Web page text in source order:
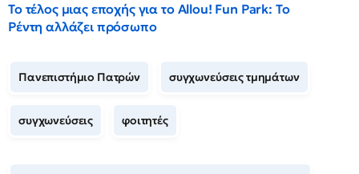
Το τέλος μιας εποχής για το Allou! Fun Park: Το
Ρέντη αλλάζει πρόσωπο
Πανεπιστήμιο Πατρών συγχωνεύσεις τμημάτων
συγχωνεύσεις φοιτητές